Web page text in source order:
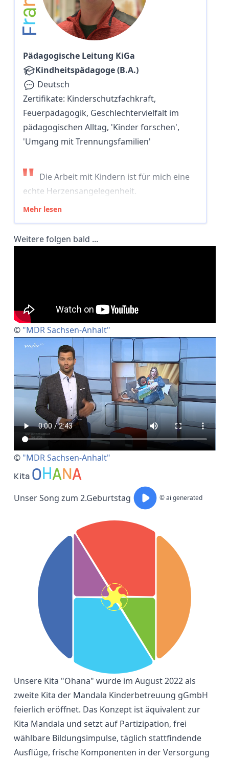
F
r
a
Pädagogische Leitung KiGa
Kindheitspädagoge (B.A.)
Deutsch
Zertifikate: Kinderschutzfachkraft,
Feuerpädagogik, Geschlechtervielfalt im
pädagogischen Alltag, 'Kinder forschen',
'Umgang mit Trennungsfamilien'
" Die Arbeit mit Kindern ist für mich eine
echte Herzensangelegenheit.
Mehr lesen
Weitere folgen bald ...
© "MDR Sachsen-Anhalt"
© "MDR Sachsen-Anhalt"
Kita OHANA
Unser Song zum 2.Geburtstag © ai generated
Unsere Kita "Ohana" wurde im August 2022 als
zweite Kita der Mandala Kinderbetreuung gGmbH
feierlich eröffnet. Das Konzept ist äquivalent zur
Kita Mandala und setzt auf Partizipation, frei
wählbare Bildungsimpulse, täglich stattfindende
Ausflüge, frische Komponenten in der Versorgung